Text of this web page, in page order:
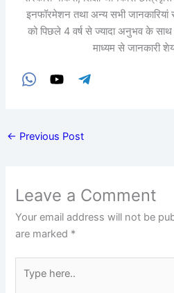
इनफॉरमेशन तथा अन्य सभी
को पिछले 4 वर्ष से ज्यादा अनुभव के
माध्यम से जानकारी
← Previous Post
Leave a Comment
Your email address will not be
are marked *
here..